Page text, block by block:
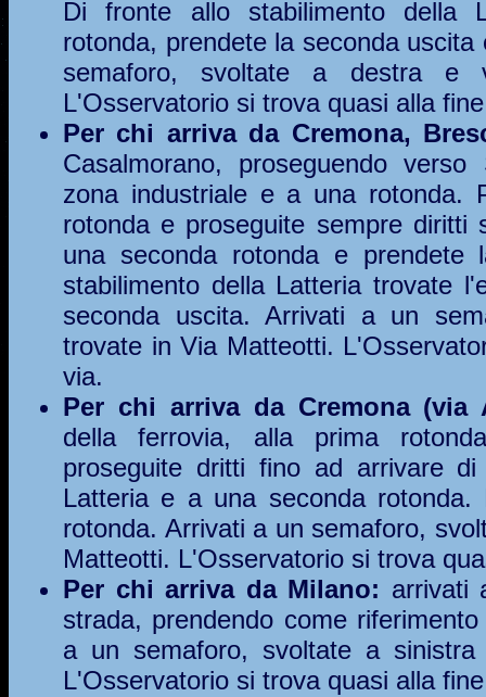
Di fronte allo stabilimento della
rotonda, prendete la seconda
semaforo, svoltate a destra e
L'Osservatorio si trova quasi alla
Per chi arriva da Cremona,
Casalmorano, proseguendo
zona industriale e a una rotonda.
rotonda e proseguite sempre diritti
una seconda rotonda e
stabilimento della Latteria trovate
seconda uscita. Arrivati a un
trovate in Via Matteotti.
via.
Per chi arriva da Cremona (via
della ferrovia, alla prima
proseguite dritti fino ad arrivare
Latteria e a una seconda
rotonda. Arrivati a un semaforo,
Matteotti. L'Osservatorio si trova
Per chi arriva da Milano: arrivati
strada, prendendo come
a un semaforo, svoltate a
L'Osservatorio si trova quasi alla